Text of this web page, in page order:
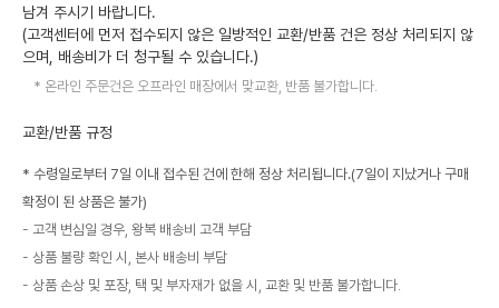
남겨 주시기 바랍니다.
(고객센터에 먼저 접수되지 않은 일방적인 교환/반품 건은 정상 처리되지 않
으며, 배송비가 더 청구될 수 있습니다.)
온라인 주문건은 오프라인 매장에서 맞교환, 반품 불가합니다.
교환/반품 규정
* 수령일로부터 7일 이내 접수된 건에 한해 정상 처리됩니다.(7일이 지났거나 구매
확정이 된 상품은 불가)
고객 변심일 경우, 왕복 배송비 고객 부담
상품 불량 확인 시, 본사 배송비 부담
상품 손상 및 포장, 택 및 부자재가 없을 시, 교환 및 반품 불가합니다.